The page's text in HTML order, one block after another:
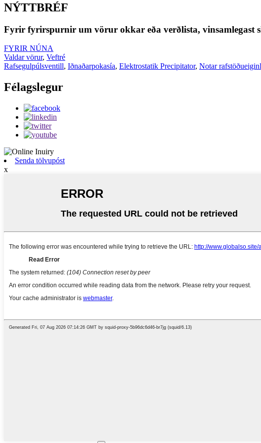
NÝTTBRÉF
Fyrir fyrirspurnir um vörur okkar eða verðlista,
FYRIR NÚNA
Valdar vörur, Veftré
Rafsegulpúlsventill, Iðnaðarpokasía, Elektrostatik Precipitator, Notar
Félagslegur
Senda tölvupóst
x